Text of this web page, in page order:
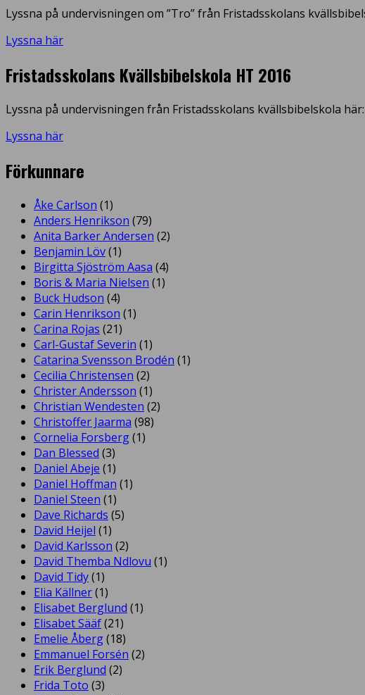
Lyssna på undervisningen om ”Tro” från Fristadsskolans
Lyssna här
Fristadsskolans Kvällsbibelskola HT 2016
Lyssna på undervisningen från Fristadsskolans kvällsbibelskola här:
Lyssna här
Förkunnare
Åke Carlson (1)
Anders Henrikson (79)
Anita Barker Andersen (2)
Benjamin Löv(1)
Birgitta Sjöström Aasa (4)
Boris & Maria Nielsen (1)
Buck Hudson (4)
Carin Henrikson (1)
Carina Rojas (21)
Carl-Gustaf Severin (1)
Catarina Svensson Brodén (1)
Cecilia Christensen (2)
Christer Andersson (1)
Christian Wendesten (2)
Christoffer Jaarma (98)
Cornelia Forsberg(1)
Dan Blessed (3)
Daniel Abeje (1)
Daniel Hoffman (1)
Daniel Steen (1)
Dave Richards (5)
David Heijel (1)
David Karlsson (2)
David Themba Ndlovu (1)
David Tidy(1)
Elia Källner(1)
Elisabet Berglund (1)
Elisabet Sääf(21)
Emelie Åberg(18)
Emmanuel Forsén (2)
Erik Berglund (2)
Frida Toto (3)